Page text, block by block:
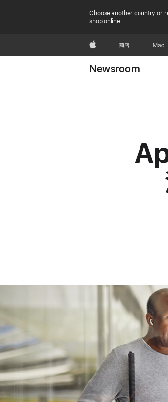
Choose another country or
shop online.
Apple 商店 Mac
Newsroom